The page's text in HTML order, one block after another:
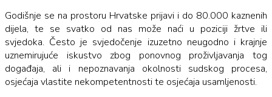
Godišnje se na prostoru Hrvatske prijavi i do 80.000 kaznenih
dijela, te se svatko od nas može naći u poziciji žrtve ili
svjedoka. Često je svjedočenje izuzetno neugodno i krajnje
uznemirujuće iskustvo zbog ponovnog proživljavanja tog
događaja, ali i nepoznavanja okolnosti sudskog procesa,
osjećaja vlastite nekompetentnosti te osjećaja usamljenosti.